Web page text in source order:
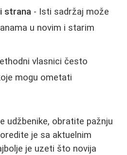
strana - Isti sadržaj može
u novim i starim
vlasnici često
mogu ometati
udžbenike, obratite pažnju
je sa aktuelnim
je uzeti što novija